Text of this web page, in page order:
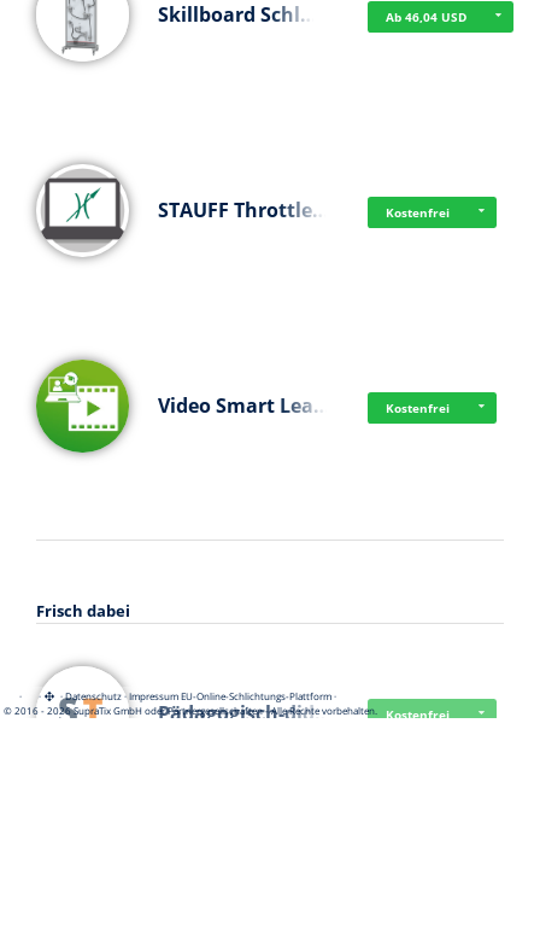
Skillboard Schl… Ab 46,04 USD
STAUFF Throttle… Kostenfrei
Video Smart Lea… Kostenfrei
Frisch dabei
Pädagogisch-did… Kostenfrei
· · ·Datenschutz·Impressum EU-Online-Schlichtungs-Plattform·
© 2016 - 2026 SupraTix GmbH oder Partnergesellschaften - Alle Rechte vorbehalten.